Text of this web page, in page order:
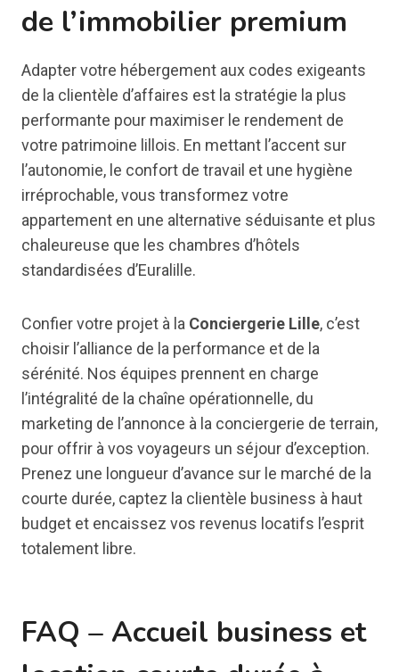
de l’immobilier premium
Adapter votre hébergement aux codes exigeants
de la clientèle d’affaires est la stratégie la plus
performante pour maximiser le rendement de
votre patrimoine lillois. En mettant l’accent sur
l’autonomie, le confort de travail et une hygiène
irréprochable, vous transformez votre
appartement en une alternative séduisante et plus
chaleureuse que les chambres d’hôtels
standardisées d’Euralille.
Confier votre projet à la Conciergerie Lille, c’est
choisir l’alliance de la performance et de la
sérénité. Nos équipes prennent en charge
l’intégralité de la chaîne opérationnelle, du
marketing de l’annonce à la conciergerie de terrain,
pour offrir à vos voyageurs un séjour d’exception.
Prenez une longueur d’avance sur le marché de la
courte durée, captez la clientèle business à haut
budget et encaissez vos revenus locatifs l’esprit
totalement libre.
FAQ – Accueil business et